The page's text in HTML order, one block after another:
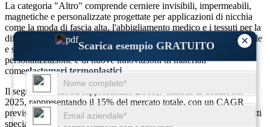
×
Scarica esempio GRATUITO
La categoria "Altro" comprende cerniere invisibili, impermeabili,
magnetiche e personalizzate progettate per applicazioni di nicchia
come la moda di fascia alta, l'abbigliamento medico e i tessuti per la
difesa. Questo segmento costituisce il 15% della produzione globale
e si sta espandendo a causa delle crescenti tendenze di
personalizzazione e di nuove innovazioni di materiali
comeelastomeri termoplastici.
Il segmento Altri ha rappresentato 2.989,7 milioni di dollari nel
2025, rappresentando il 15% del mercato totale, con un CAGR
previsto del 3,8% fino al 2034, supportato dallo sviluppo di prodotti
speciali e dalle collaborazioni con i designer.